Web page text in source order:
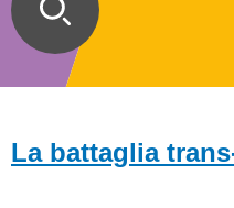
La battaglia